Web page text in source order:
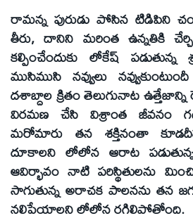
రామన్న పురుడు పోసిన టిడిపిని
తీరు, దానిని మరింత ఉన్నతికి
కల్పించేందుకు లోకేష్
ముసిముసి నవ్వులు
దశాబ్దాల క్రితం తెలుగునాట ఉత్తేజాన్ని
విరమణ చేసి విశ్రాంత జీవనం
మరోమారు తన శక్తినంతా
దూకాలని లోలోన ఆరాట
ఆవిర్భావం నాటి పరిస్థితులను మించి
సాగుతున్న అరాచక పాలనను తన
నలిపేయాలని లోలోన రగిలిపోతోంది.